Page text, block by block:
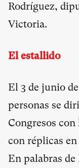
Rodríguez,
Victoria.
El estallido
El 3 de junio
personas se
Congresos
con réplicas
En palabras